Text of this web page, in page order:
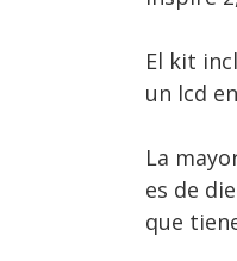
El kit
un lcd
La
es de
que